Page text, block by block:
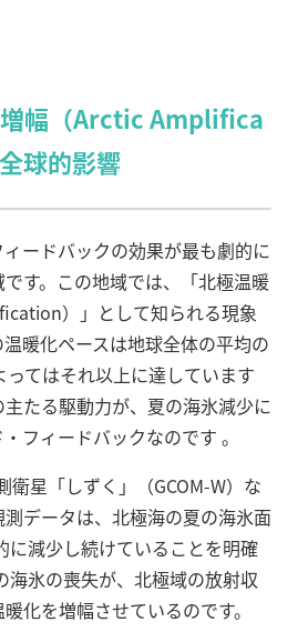
幅（Arctic Amplifica
球的影響
ードバックの効果が最も劇的に
す。この地域では、「北極温暖
）」として知られる現象
暖化ペースは地球全体の平均の
てはそれ以上に達しています
たる駆動力が、夏の海氷減少に
フィードバックなのです 。
衛星「しずく」（GCOM-W）な
データは、北極海の夏の海氷面
に減少し続けていることを明確
海氷の喪失が、北極域の放射収
化を増幅させているのです。